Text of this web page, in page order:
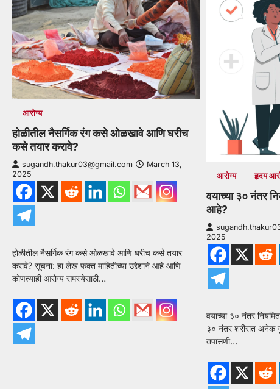
आरोग्य
होळीतील नैसर्गिक रंग कसे ओळखावे आणि घरीच
कसे तयार करावे?
sugandh.thakur03@gmail.com
March 13,
2025
होळीतील नैसर्गिक रंग कसे ओळखावे आणि घरीच कसे तयार
करावे? सूचना: हा लेख फक्त माहितीच्या उद्देशाने आहे आणि
कोणत्याही आरोग्य समस्येसाठी…
आरोग्य हृदय
वयाच्या ३० नंतर
आहे?
2025
वयाच्या ३० नंतर
३० नंतर शरीरात अनेक
तपासणी…